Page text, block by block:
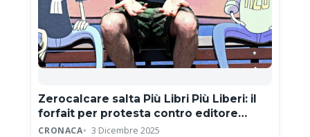
Zerocalcare salta Più Libri Più Liberi: il
forfait per protesta contro editore
neofascista
CRONACA 3 Dicembre 2025